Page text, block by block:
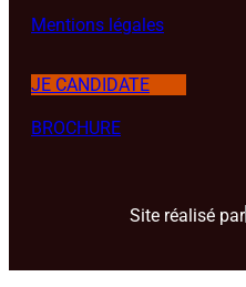
Mentions légales
JE CANDIDATE
BROCHURE
Site réalisé par